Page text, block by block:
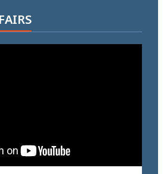
अपराध श्रृङ्खला || SIDHAKURA ||
नेपालीलाई भरिया मात्र देख्ने दृष्टिकोण
बदलेका ‘निम्स दाई’ || SIDHAKURA